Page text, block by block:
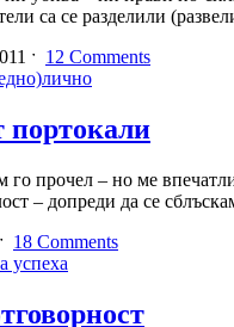
са се разделили
ˑ 12 Comments
портокали
прочел – но ме
– допреди да се
18 Comments
успеха